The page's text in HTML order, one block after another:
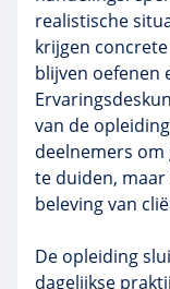
realistische
krijgen
blijven oefenen
van de
deelnemers
te duiden,
beleving van
De opleiding
dagelijkse